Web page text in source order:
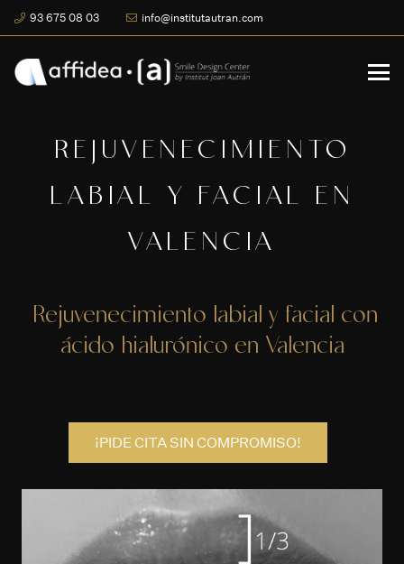
93 675 08 03 info@institutautran.com
REJUVENECIMIENTO
LABIAL Y FACIAL EN
VALENCIA
Rejuvenecimiento labial y facial con
ácido hialurónico en Valencia
¡PIDE CITA SIN COMPROMISO!